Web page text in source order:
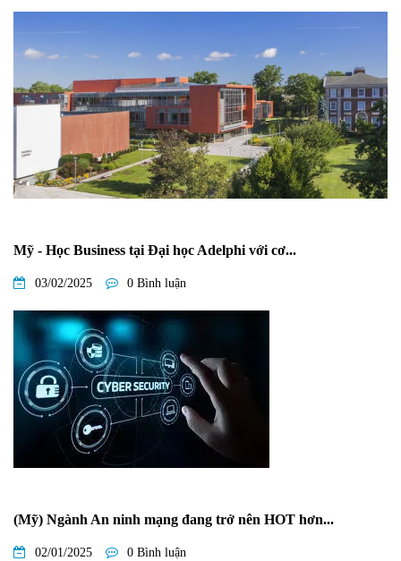
Mỹ - Học Business tại Đại học Adelphi với cơ...
03/02/2025 0 Bình luận
(Mỹ) Ngành An ninh mạng đang trở nên HOT hơn...
02/01/2025 0 Bình luận